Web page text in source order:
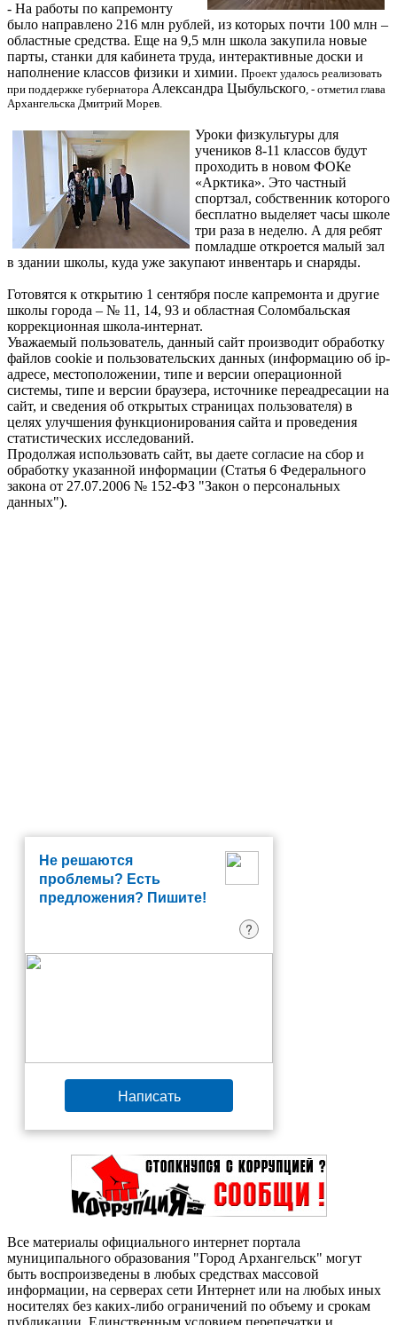
- На работы по капремонту
было направлено 216 млн рублей, из которых почти 100 млн –
областные средства. Еще на 9,5 млн школа закупила новые
парты, станки для кабинета труда, интерактивные доски и
наполнение классов физики и химии. Проект удалось реализовать
при поддержке губернатора Александра Цыбульского, - отметил глава
Архангельска Дмитрий Морев.
Уроки физкультуры для
учеников 8-11 классов будут
проходить в новом ФОКе
«Арктика». Это частный
спортзал, собственник которого
бесплатно выделяет часы школе
три раза в неделю. А для ребят
помладше откроется малый зал
в здании школы, куда уже закупают инвентарь и снаряды.
Готовятся к открытию 1 сентября после капремонта и другие
школы города – № 11, 14, 93 и областная Соломбальская
коррекционная школа-интернат.
Уважаемый пользователь, данный сайт производит обработку
файлов cookie и пользовательских данных (информацию об ip-
адресе, местоположении, типе и версии операционной
системы, типе и версии браузера, источнике переадресации на
сайт, и сведения об открытых страницах пользователя) в
целях улучшения функционирования сайта и проведения
статистических исследований.
Продолжая использовать сайт, вы даете согласие на сбор и
обработку указанной информации (Статья 6 Федерального
закона от 27.07.2006 № 152-ФЗ "Закон о персональных
данных").
Не решаются
проблемы? Есть
предложения? Пишите!
?
Написать
Все материалы официального интернет портала
муниципального образования "Город Архангельск" могут
быть воспроизведены в любых средствах массовой
информации, на серверах сети Интернет или на любых иных
носителях без каких-либо ограничений по объему и срокам
публикации. Единственным условием перепечатки и